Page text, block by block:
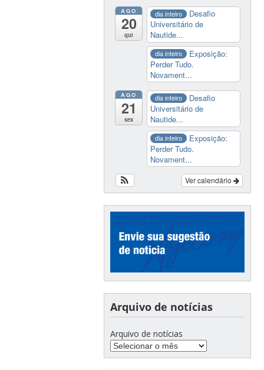
AGO
20
qui
dia inteiro
Desafio
Universitário de
Nautide...
dia inteiro
Exposição:
Perder Tudo.
Novament...
AGO
21
sex
dia inteiro
Desafio
Universitário de
Nautide...
dia inteiro
Exposição:
Perder Tudo.
Novament...
Ver calendário
Arquivo de notícias
Arquivo de notícias